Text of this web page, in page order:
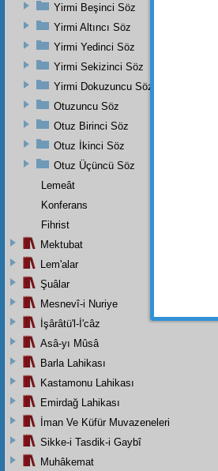
Yirmi Beşinci Söz
Yirmi Altıncı Söz
Yirmi Yedinci Söz
Yirmi Sekizinci Söz
Yirmi Dokuzuncu Söz
Otuzuncu Söz
Otuz Birinci Söz
Otuz İkinci Söz
Otuz Üçüncü Söz
Lemeât
Konferans
Fihrist
Mektubat
Lem'alar
Şuâlar
Mesnevî-i Nuriye
İşârâtü'l-İ'câz
Asâ-yı Mûsâ
Barla Lahikası
Kastamonu Lahikası
Emirdağ Lahikası
İman Ve Küfür Muvazeneleri
Sikke-i Tasdik-i Gaybî
Muhâkemat